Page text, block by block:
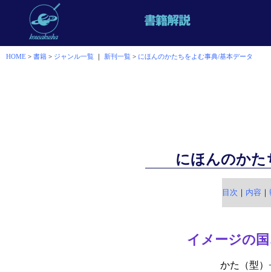
HOME > 書籍 > ジャンル一覧 ｜ 新刊一覧 > にほんのかたちをよむ事典/基本データ
にほんのか
目次 ｜ 内容 ｜
イメージの
かた（型